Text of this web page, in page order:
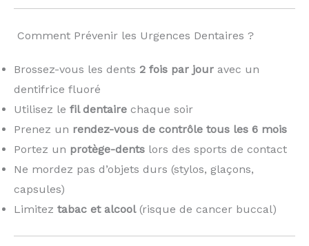
️ Comment Prévenir les Urgences Dentaires ?
Brossez-vous les dents 2 fois par jour avec un
dentifrice fluoré
Utilisez le fil dentaire chaque soir
Prenez un rendez-vous de contrôle tous les 6 mois
Portez un protège-dents lors des sports de contact
Ne mordez pas d’objets durs (stylos, glaçons,
capsules)
Limitez tabac et alcool(risque de cancer buccal)